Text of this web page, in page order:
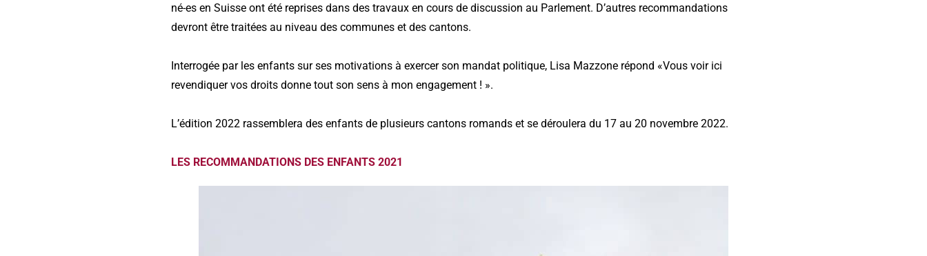
né-es en Suisse ont été reprises dans des travaux en cours de discussion au Parlement. D’autres recommandations
devront être traitées au niveau des communes et des cantons.
Interrogée par les enfants sur ses motivations à exercer son mandat politique, Lisa Mazzone répond «Vous voir ici
revendiquer vos droits donne tout son sens à mon engagement ! ».
L’édition 2022 rassemblera des enfants de plusieurs cantons romands et se déroulera du 17 au 20 novembre 2022.
LES RECOMMANDATIONS DES ENFANTS 2021